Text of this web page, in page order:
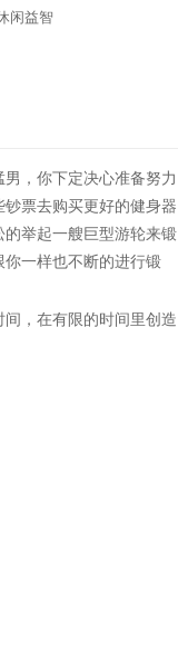
闲益智
，你下定决心准备努力
票去购买更好的健身器
举起一艘巨型游轮来锻
一样也不断的进行锻
，在有限的时间里创造